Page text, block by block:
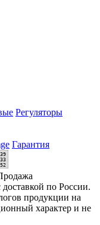
Регуляторы
Гарантия
по России.
продукции на
характер и не